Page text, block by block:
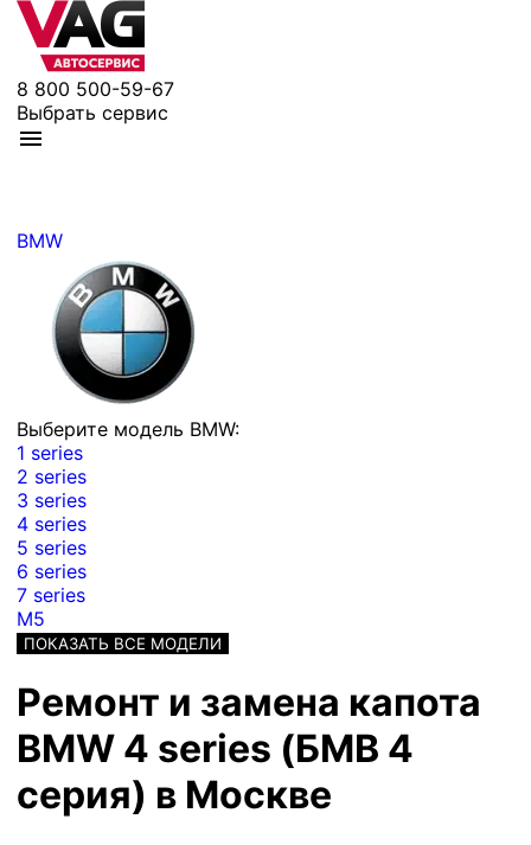
8 800 500-59-67
Выбрать сервис
BMW
Выберите модель BMW:
1 series
2 series
3 series
4 series
5 series
6 series
7 series
M5
ПОКАЗАТЬ ВСЕ МОДЕЛИ
Ремонт и замена капота
BMW 4 series (БМВ 4
серия) в Москве